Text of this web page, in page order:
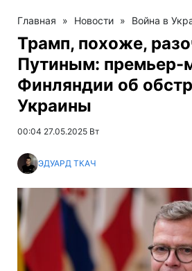
Главная » Новости » Война в
Трамп, похоже,
Путиным: премьер-
Финляндии об
Украины
00:04 27.05.2025 Вт
ЭДУАРД ТКАЧ